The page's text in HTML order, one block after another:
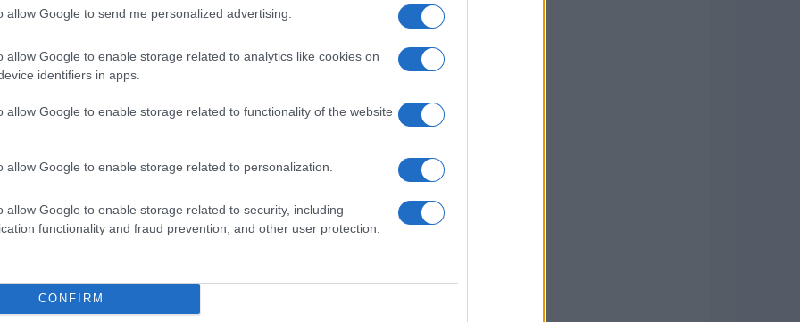
allow Google to send me personalized advertising.
allow Google to enable storage related to analytics like cookies on
identifiers in apps.
allow Google to enable storage related to functionality of the website
allow Google to enable storage related to personalization.
allow Google to enable storage related to security, including
functionality and fraud prevention, and other user protection.
CONFIRM
visibilità a esperienze locali e casi di
gli obiettivi, i risultati attesi e il
Il comitato apprezza la chiarezza su chi
praticosi intende ottenere—ad esempio
concettuale o un manifesto collaborativo. È
la conversazione e quali strumenti
la partecipazione.